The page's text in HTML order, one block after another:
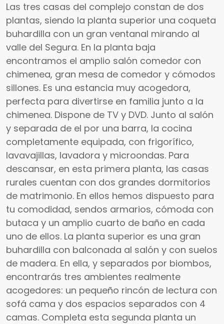
Las tres casas del complejo constan de dos
plantas, siendo la planta superior una coqueta
buhardilla con un gran ventanal mirando al
valle del Segura. En la planta baja
encontramos el amplio salón comedor con
chimenea, gran mesa de comedor y cómodos
sillones. Es una estancia muy acogedora,
perfecta para divertirse en familia junto a la
chimenea. Dispone de TV y DVD. Junto al salón
y separada de el por una barra, la cocina
completamente equipada, con frigorífico,
lavavajillas, lavadora y microondas. Para
descansar, en esta primera planta, las casas
rurales cuentan con dos grandes dormitorios
de matrimonio. En ellos hemos dispuesto para
tu comodidad, sendos armarios, cómoda con
butaca y un amplio cuarto de baño en cada
uno de ellos. La planta superior es una gran
buhardilla con balconada al salón y con suelos
de madera. En ella, y separados por biombos,
encontrarás tres ambientes realmente
acogedores: un pequeño rincón de lectura con
sofá cama y dos espacios separados con 4
camas. Completa esta segunda planta un